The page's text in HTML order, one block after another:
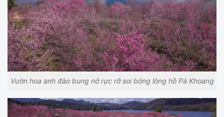
Vườn hoa anh đào bung nở rực rỡ soi bóng lòng hồ Pá Khoang